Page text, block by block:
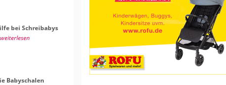
bei Schreiba­bys
wei­ter­le­sen
Ba­by­scha­len